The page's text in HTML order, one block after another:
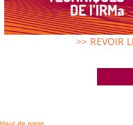
>> REVOIR
Haut de page